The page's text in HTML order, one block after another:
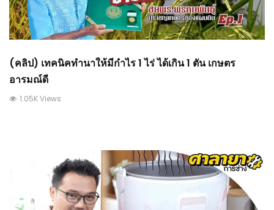
(คลิป) เทคนิคทำนาให้มีกำไร 1 ไร่ ได้เกิน 1 ตัน เกษตร
อารมณ์ดี
1.05K Views